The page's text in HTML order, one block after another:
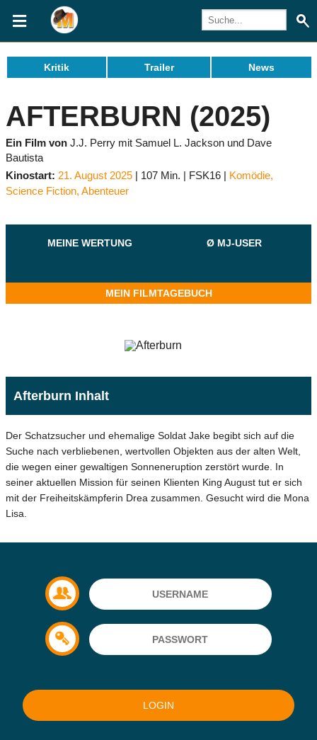
Kritik Trailer News
AFTERBURN (2025)
Ein Film von J.J. Perry mit Samuel L. Jackson und Dave
Bautista
Kinostart: 21. August 2025 107 Min. FSK16 Komödie,
Science Fiction, Abenteuer
MEINE WERTUNG Ø MJ-USER
MEIN FILMTAGEBUCH
Afterburn Inhalt
Der Schatzsucher und ehemalige Soldat Jake begibt sich auf die
Suche nach verbliebenen, wertvollen Objekten aus der alten Welt,
die wegen einer gewaltigen Sonneneruption zerstört wurde. In
seiner aktuellen Mission für seinen Klienten King August tut er sich
mit der Freiheitskämpferin Drea zusammen. Gesucht wird die Mona
Lisa.